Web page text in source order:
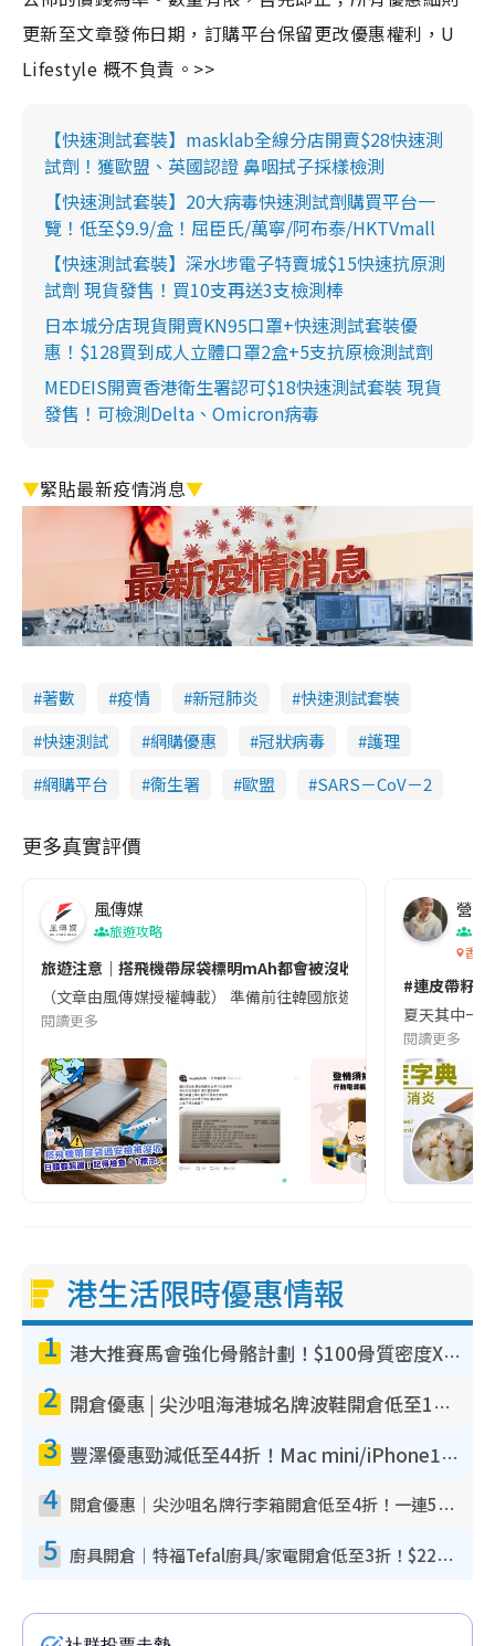
更新至文章發佈日期，訂購平台保留更改優惠權利，U
Lifestyle 概不負責。>>
【快速測試套裝】masklab全線分店開賣$28快速測
試劑！獲歐盟、英國認證 鼻咽拭子採樣檢測
【快速測試套裝】20大病毒快速測試劑購買平台一
覽！低至$9.9/盒！屈臣氏/萬寧/阿布泰/HKTVmall
【快速測試套裝】深水埗電子特賣城$15快速抗原測
試劑 現貨發售！買10支再送3支檢測棒
日本城分店現貨開賣KN95口罩+快速測試套裝優
惠！$128買到成人立體口罩2盒+5支抗原檢測試劑
MEDEIS開賣香港衛生署認可$18快速測試套裝 現貨
發售！可檢測Delta、Omicron病毒
▼緊貼最新疫情消息▼
著數 疫情 新冠肺炎
快速測試套裝
快速測試
網購優惠 冠狀病毒
護理
網購平台
衞生署 歐盟 SARS－CoV－2
更多真實評價
風傳媒
旅遊攻略
旅遊注意｜搭飛機帶尿袋標明mAh都會被沒收😱出發前切記檢查
（文章由風傳媒授權轉載） 準備前往韓國旅遊的民眾，近期要
閱讀更多
營養
香港
#連皮帶籽
夏天其中一
閱讀更多
港生活限時優惠情報
1 港大推賽馬會強化骨骼計劃！$100骨質密度X光檢查 完成免費運動訓練送超市禮券！附參加資格
2 開倉優惠 | 尖沙咀海港城名牌波鞋開倉低至1折！On鞋$899起／Joy&Peace鞋履$98起
3 豐澤優惠勁減低至44折！Mac mini/iPhone17Pro大減價！廚房家電$220起
4 開倉優惠｜尖沙咀名牌行李箱開倉低至4折！一連5日 American Tourister/ace./Hallmark $200起！
5 廚具開倉｜特福Tefal廚具/家電開倉低至3折！$220起買平底鍋/炒鑊/湯煲！電飯煲/吸塵機/燙斗$418起